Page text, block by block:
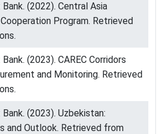
(2022). Central Asia
Program. Retrieved
(2023). CAREC Corridors
and Monitoring. Retrieved
(2023). Uzbekistan:
and Outlook. Retrieved from